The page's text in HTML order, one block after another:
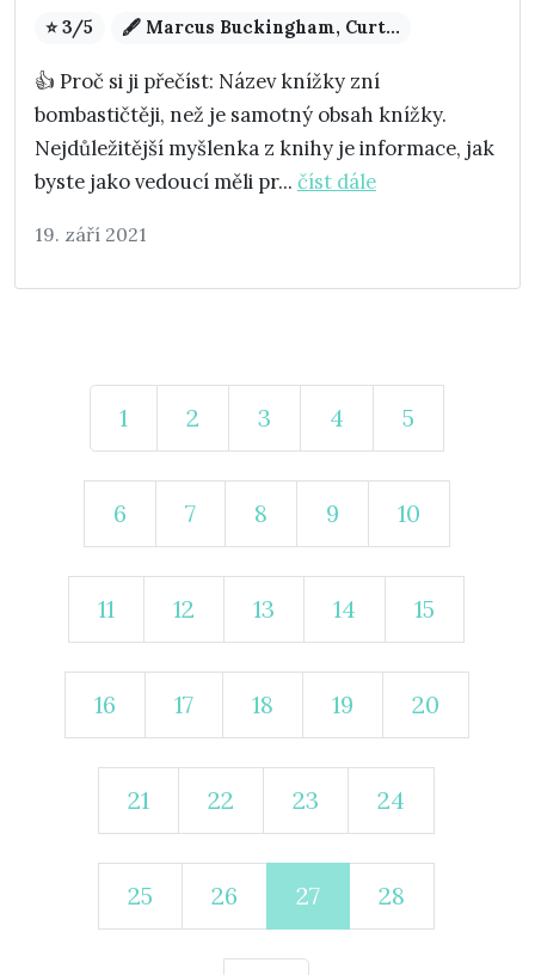
⭐ 3/5 🖋️ Marcus Buckingham, Curt...
👍 Proč si ji přečíst: Název knížky zní
bombastičtěji, než je samotný obsah knížky.
Nejdůležitější myšlenka z knihy je informace, jak
byste jako vedoucí měli pr... číst dále
19. září 2021
1 2 3 4 5
6 7 8 9 10
11 12 13 14 15
16 17 18 19 20
21 22 23 24
25 26 27 28